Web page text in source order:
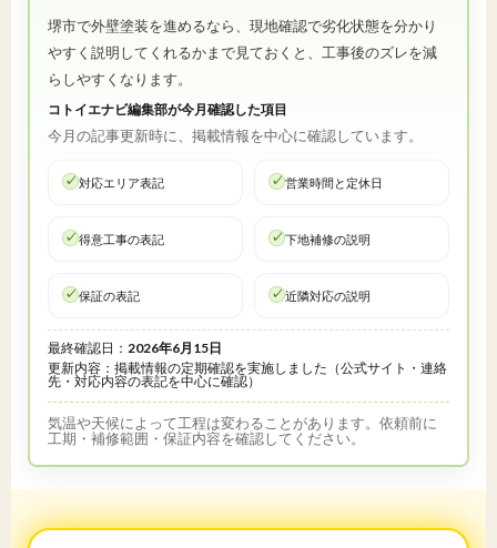
堺市で外壁塗装を進めるなら、現地確認で劣化状態を分かり
やすく説明してくれるかまで見ておくと、工事後のズレを減
らしやすくなります。
コトイエナビ編集部が今月確認した項目
今月の記事更新時に、掲載情報を中心に確認しています。
対応エリア表記 営業時間と定休日
得意工事の表記 下地補修の説明
保証の表記 近隣対応の説明
最終確認日： 2026年6月15日
更新内容：掲載情報の定期確認を実施しました（公式サイト・連絡
先・対応内容の表記を中心に確認）
気温や天候によって工程は変わることがあります。依頼前に
工期・補修範囲・保証内容を確認してください。